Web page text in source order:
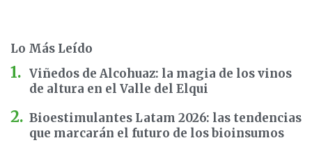
Lo Más Leído
Viñedos de Alcohuaz: la magia de los vinos
de altura en el Valle del Elqui
Bioestimulantes Latam 2026: las tendencias
que marcarán el futuro de los bioinsumos